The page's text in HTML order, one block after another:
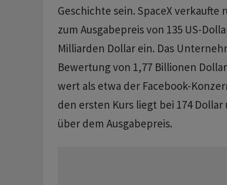
Geschichte sein. SpaceX verkaufte
zum Ausgabepreis von 135 US-
Milliarden Dollar ein. Das
Bewertung von 1,77 Billionen
wert als etwa der Facebook-
den ersten Kurs liegt bei 174
über dem Ausgabepreis.